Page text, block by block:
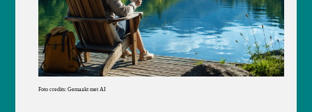
Foto credits: Gemaakt met AI